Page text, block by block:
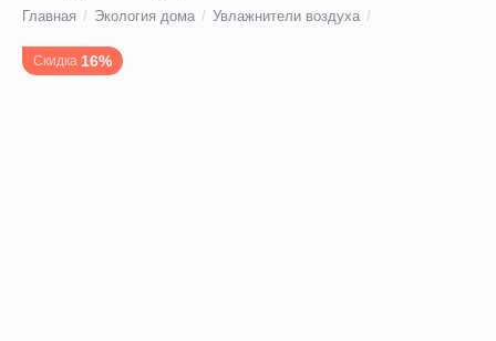
Главная / Экология дома / Увлажнители воздуха /
Скидка 16%